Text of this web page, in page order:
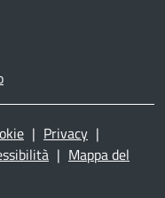
| Privacy |
| Mappa del